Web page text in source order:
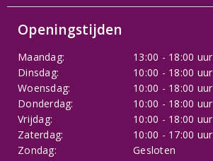
Openingstijden
Maandag:
13:00 - 18:00 uur
Dinsdag:
10:00 - 18:00 uur
Woensdag:
10:00 - 18:00 uur
Donderdag:
10:00 - 18:00 uur
Vrijdag:
10:00 - 18:00 uur
Zaterdag:
10:00 - 17:00 uur
Zondag:
Gesloten